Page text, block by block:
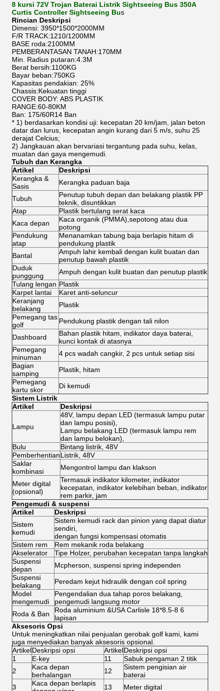
8 kursi 72V Trojan Baterai Listrik Sightseeing Bus 350A
Curtis Controller Sightseeing Bus
Rincian Deskripsi
Dimensi: 3950*1500*2000MM
F/R TRACK:1210/1200MM
BASE roda:2100MM
PEMBERANTASAN TANAH:170MM
Min. Radius putaran:4.3M
Berat bersih:1100KG
Bayar beban:750KG
Kapasitas pendakian: 25%
Chassis:Kekuatan tinggi
COVER BODY: ABS PLASTIK
RANGE:60-80KM
Ban: 175/60R14 Ban
* 1) berdasarkan kondisi uji: kecepatan 20 km/jam, jalan beton
datar dan lurus, kecepatan angin kurang dari 5 m/s, suhu 25
derajat Celcius;
2) Jangkauan akan bervariasi tergantung pada suhu, kelas,
muatan dan gaya mengemudi.
Tubuh dan Kerangka
Artikel
Deskripsi
Kerangka &
Sasis
Kerangka paduan baja
Tubuh
Penutup tubuh depan dan belakang plastik PP
teknik, disuntikkan
Atap
Plastik bertulang serat kaca
Kaca depan
Kaca organik (PMMA),sepotong atau dua
potong
Pendukung
atap
Menanamkan tabung baja berlapis hitam di
pendukung plastik
Bantal
Ampuh lahir kembali dengan kulit buatan dan
penutup bawah plastik
Duduk
punggung
Ampuh dengan kulit buatan dan penutup plastik
Tulang lengan Plastik
Karpet lantai
Karet anti-seluncur
Keranjang
belakang
Plastik
Pemegang tas
golf
Pendukung plastik dengan tali nilon
Dashboard
Bahan plastik hitam, indikator daya baterai,
kunci kontak di atasnya
Pemegang
minuman
4 pcs wadah cangkir, 2 pcs untuk setiap sisi
Bagian
samping
Plastik, hitam
Pemegang
kartu skor
Di kemudi
Sistem Listrik
Artikel
Deskripsi
Lampu
48V, lampu depan LED (termasuk lampu putar
dan lampu posisi),
Lampu belakang LED (termasuk lampu rem
dan lampu belokan),
Bulu
Bintang listrik, 48V
PemberhentianListrik, 48V
Saklar
kombinasi
Mengontrol lampu dan klakson
Meter digital
(opsional)
Termasuk indikator kilometer, indikator
kecepatan, indikator kelebihan beban, indikator
rem parkir, jam
Pengemudi & suspensi
Artikel
Deskripsi
Sistem
kemudi
Sistem kemudi rack dan pinion yang dapat diatur
sendiri,
dengan fungsi kompensasi otomatis
Sistem rem
Rem mekanik roda belakang
Akselerator
Tipe Holzer, perubahan kecepatan tanpa langkah
Suspensi
depan
Mcpherson, suspensi spring independen
Suspensi
belakang
Peredam kejut hidraulik dengan coil spring
Model
mengemudi
Pengendalian dua tahap poros belakang,
pengemudi langsung motor
Roda & Ban
Roda aluminium &USA Carlisle 18*8.5-8 6
lapisan
Aksesoris Opsi
Untuk meningkatkan nilai penjualan gerobak golf kami, kami
juga menyediakan banyak aksesoris opsional.
ArtikelDeskripsi opsi ArtikelDeskripsi opsi
1
E-key 11
Sabuk pengaman 2 titik
2
Kaca depan
berhalangan
12
Sistem pengisian air
baterai
3
Kaca depan berlapis
13 Meter digital